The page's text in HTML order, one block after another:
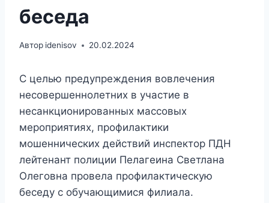
беседа
Автор idenisov 20.02.2024
С целью предупреждения вовлечения
несовершеннолетних в участие в
несанкционированных массовых
мероприятиях, профилактики
мошеннических действий инспектор ПДН
лейтенант полиции Пелагеина Светлана
Олеговна провела профилактическую
беседу с обучающимися филиала.